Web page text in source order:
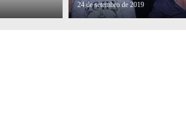
24 de setembro de 2019